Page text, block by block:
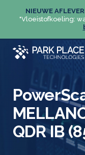
NIEUWE
"Vloeistofkoeling:
QDR IB